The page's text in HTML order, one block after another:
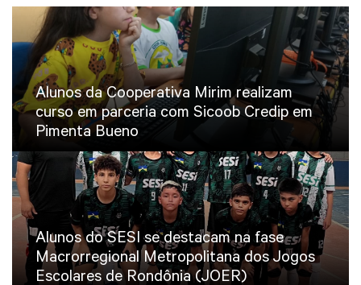
Alunos da Cooperativa Mirim realizam
curso em parceria com Sicoob Credip em
Pimenta Bueno
Alunos do SESI se destacam na fase
Macrorregional Metropolitana dos Jogos
Escolares de Rondônia (JOER)